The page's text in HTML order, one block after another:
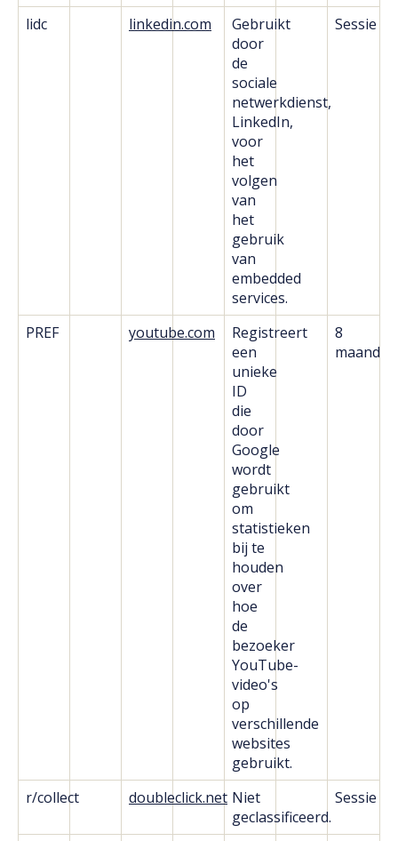
lidc linkedin.com
Gebruikt
door
de
sociale
netwerkdienst,
LinkedIn,
voor
het
volgen
van
het
gebruik
van
embedded
services.
Sessie
PREF youtube.com
Registreert
een
unieke
ID
die
door
Google
wordt
gebruikt
om
statistieken
bij te
houden
over
hoe
de
bezoeker
YouTube-
video's
op
verschillende
websites
gebruikt.
8
maanden
r/collect doubleclick.net Niet
geclassificeerd.
Sessie